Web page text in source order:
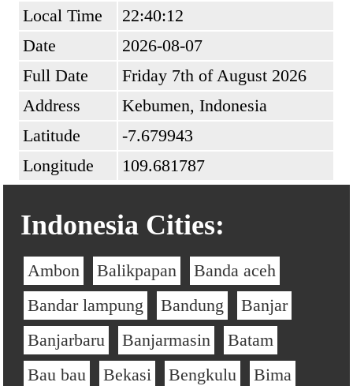
Local Time
22:40:12
Date
2026-08-07
Full Date
Friday 7th of August 2026
Address
Kebumen, Indonesia
Latitude
-7.679943
Longitude
109.681787
Indonesia Cities:
Ambon Balikpapan
Banda aceh
Bandar lampung
Bandung
Banjar
Banjarbaru
Banjarmasin
Batam
Bau bau
Bekasi Bengkulu
Bima